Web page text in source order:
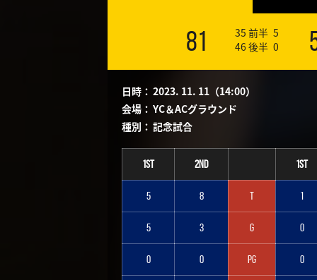
81 35 前半 5
46後半 0
日時： 2023. 11. 11（14:00）
会場： YC＆ACグラウンド
種別： 記念試合
1st 2nd 1st
5 8 T 1
5 3 G 0
0 0 PG 0